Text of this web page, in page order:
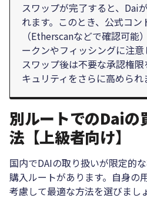
スワップが完了すると、Dai
れます。このとき、公式コン
（Etherscanなどで確認可能
ークンやフィッシングに注意
スワップ後は不要な承認権
キュリティをさらに高められ
別ルートでのDaiの
法【上級者向け】
国内でDAIの取り扱いが限定的
購入ルートがあります。自身の
考慮して最適な方法を選びまし